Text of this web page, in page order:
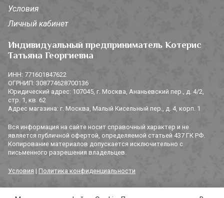
Условия
Личный кабинет
Индивидуальный предприниматель Котерис
Татьяна Георгиевна
ИНН: 771601847622
ОГРНИП: 308774628700136
Юридический адрес: 107045, г. Москва, Ананьевский пер., д. 4/2,
стр. 1, кв. 62
Адрес магазина: г. Москва, Малый Кисельный пер., д. 4, корп. 1
Вся информация на сайте носит справочный характер и не
является публичной офертой, определяемой статьей 437 ГК РФ.
Копирование материалов допускается исключительно с
письменного разрешения владельцев.
Условия | Политика конфиденциальности